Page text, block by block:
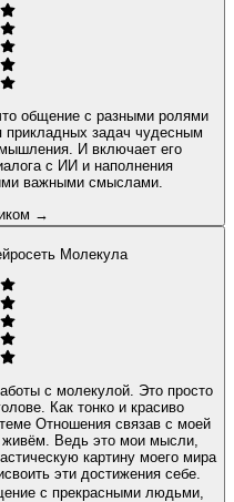
общение с разными ролями
задач чудесным
И включает его
с ИИ и наполнения
важными смыслами.
→
Молекула
с молекулой. Это просто
Как тонко и красиво
Отношения связав с моей
Ведь это мои мысли,
картину моего мира
эти достижения себе.
с прекрасными людьми,